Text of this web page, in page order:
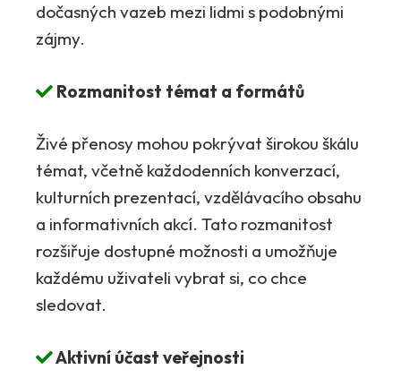
dočasných vazeb mezi lidmi s podobnými
zájmy.
Rozmanitost témat a formátů
Živé přenosy mohou pokrývat širokou škálu
témat, včetně každodenních konverzací,
kulturních prezentací, vzdělávacího obsahu
a informativních akcí. Tato rozmanitost
rozšiřuje dostupné možnosti a umožňuje
každému uživateli vybrat si, co chce
sledovat.
Aktivní účast veřejnosti